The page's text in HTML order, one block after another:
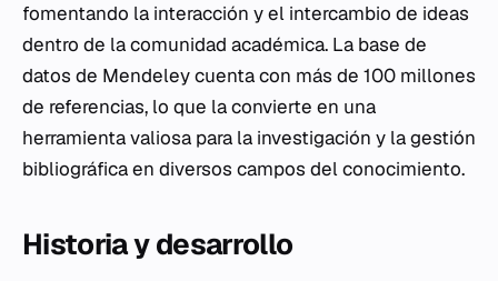
fomentando la interacción y el intercambio de ideas
dentro de la comunidad académica. La base de
datos de Mendeley cuenta con más de 100 millones
de referencias, lo que la convierte en una
herramienta valiosa para la investigación y la gestión
bibliográfica en diversos campos del conocimiento.
Historia y desarrollo